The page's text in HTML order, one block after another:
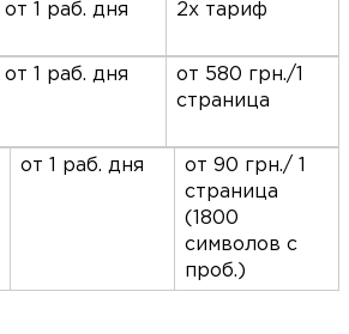
от 1 раб. дня 2х тариф
от 1 раб. дня
от 580 грн./1
страница
от 1 раб. дня
от 90 грн./ 1
страница
(1800
символов с
проб.)